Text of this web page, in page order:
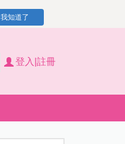
我知道了
登入|註冊